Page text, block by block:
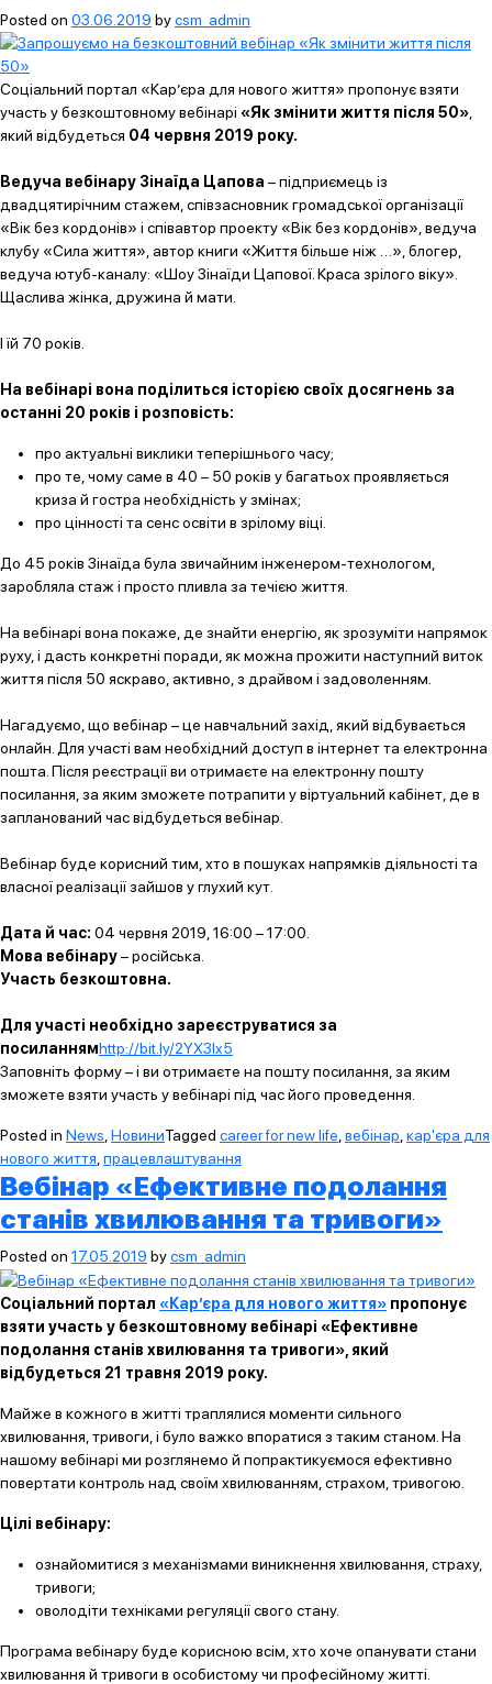
Posted on 03.06.2019 bycsm_admin
Соціальний портал «Кар’єра для нового життя» пропонує взяти
участь у безкоштовному вебінарі «Як змінити життя після 50»
який відбудеться 04 червня 2019 року.
Ведуча вебінару Зінаїда Цапова – підприємець із
двадцятирічним стажем, співзасновник громадської організації
«Вік без кордонів» і співавтор проекту «Вік без кордонів», ведуча
клубу «Сила життя», автор книги «Життя більше ніж …», блогер,
ведуча ютуб-каналу: «Шоу Зінаїди Цапової. Краса зрілого віку».
Щаслива жінка, дружина й мати.
І їй 70 років.
На вебінарі вона поділиться історією своїх досягнень за
останні 20 років і розповість:
про актуальні виклики теперішнього часу;
про те, чому саме в 40 – 50 років у багатьох проявляється
криза й гостра необхідність у змінах;
про цінності та сенс освіти в зрілому віці.
До 45 років Зінаїда була звичайним інженером-технологом,
заробляла стаж і просто пливла за течією життя.
На вебінарі вона покаже, де знайти енергію, як зрозуміти напрямок
руху, і дасть конкретні поради, як можна прожити наступний виток
життя після 50 яскраво, активно, з драйвом і задоволенням.
Нагадуємо, що вебінар – це навчальний захід, який відбувається
онлайн. Для участі вам необхідний доступ в інтернет та електронна
пошта. Після реєстрації ви отримаєте на електронну пошту
посилання, за яким зможете потрапити у віртуальний кабінет, де в
запланований час відбудеться вебінар.
Вебінар буде корисний тим, хто в пошуках напрямків діяльності та
власної реалізації зайшов у глухий кут.
Дата й час: 04 червня 2019, 16:00 – 17:00.
Мова вебінару– російська.
Участь безкоштовна.
Для участі необхідно зареєструватися за
посиланнямhttp://bit.ly/2YX3Ix5
Заповніть форму – і ви отримаєте на пошту посилання, за яким
зможете взяти участь у вебінарі під час його проведення.
Posted in News НовиниTagged career for new life вебінар кар'єра для
нового життя працевлаштування
Вебінар «Ефективне подолання
станів хвилювання та тривоги»
Posted on 17.05.2019 bycsm_admin
Соціальний портал «Кар’єра для нового життя» пропонує
взяти участь у безкоштовному вебінарі «Ефективне
подолання станів хвилювання та тривоги», який
відбудеться 21 травня 2019 року.
Майже в кожного в житті траплялися моменти сильного
хвилювання, тривоги, і було важко впоратися з таким станом. На
нашому вебінарі ми розглянемо й попрактикуємося ефективно
повертати контроль над своїм хвилюванням, страхом, тривогою.
Цілі вебінару:
ознайомитися з механізмами виникнення хвилювання, страху,
тривоги;
оволодіти техніками регуляції свого стану.
Програма вебінару буде корисною всім, хто хоче опанувати стани
хвилювання й тривоги в особистому чи професійному житті.